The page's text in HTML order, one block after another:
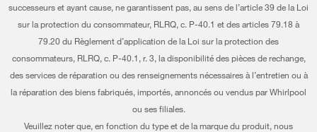
Mes électroménagers
Suivre ma commande
Services de livraison et d'installation
Retours et échanges
Accessibilité
Trouver un marchand
Carrières
Certification Éco et homologation ENERGY STAR® Whirlpool
Informations relatives aux rappels
successeurs et ayant cause, ne garantissent pas, au sens de l’article 39 de la Loi
sur la protection du consommateur, RLRQ, c. P-40.1 et des articles 79.18 à
79.20 du Règlement d’application de la Loi sur la protection des
consommateurs, RLRQ, c. P-40.1, r. 3, la disponibilité des pièces de rechange,
des services de réparation ou des renseignements nécessaires à l’entretien ou à
la réparation des biens fabriqués, importés, annoncés ou vendus par Whirlpool
ou ses filiales.
Veuillez noter que, en fonction du type et de la marque du produit, nous